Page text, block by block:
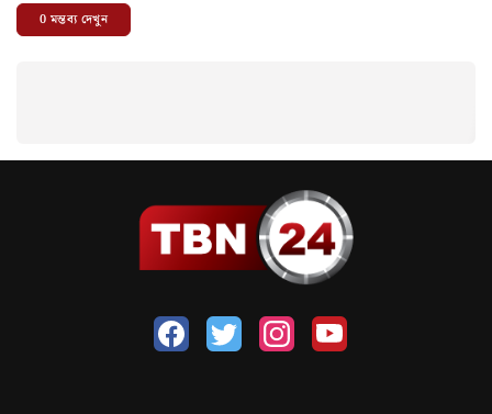
0মন্তব্য দেখুন